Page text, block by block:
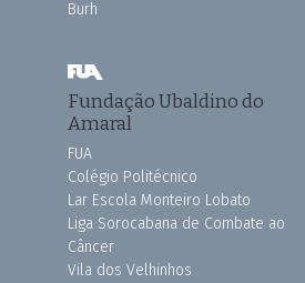
Burh
Fundação Ubaldino do
Amaral
FUA
Colégio Politécnico
Lar Escola Monteiro Lobato
Liga Sorocabana de Combate ao
Câncer
Vila dos Velhinhos